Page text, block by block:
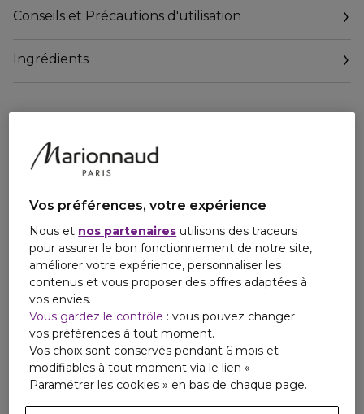
Une utilisation 1 à 2 fois par semaine révélera un teint
profondément purifié, frais et lumineux.
Conseils et Précautions d'utilisation
Ingrédients
Vos préférences, votre expérience
Nous et nos partenaires utilisons des traceurs
pour assurer le bon fonctionnement de notre site,
améliorer votre expérience, personnaliser les
contenus et vous proposer des offres adaptées à
vos envies.
Vous gardez le contrôle : vous pouvez changer
vos préférences à tout moment.
Vos choix sont conservés pendant 6 mois et
modifiables à tout moment via le lien «
Paramétrer les cookies » en bas de chaque page.